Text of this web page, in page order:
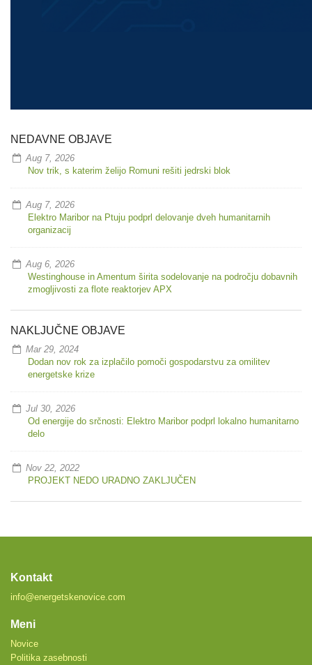
NEDAVNE OBJAVE
Aug 7, 2026
Nov trik, s katerim želijo Romuni rešiti jedrski blok
Aug 7, 2026
Elektro Maribor na Ptuju podprl delovanje dveh humanitarnih
organizacij
Aug 6, 2026
Westinghouse in Amentum širita sodelovanje na področju dobavnih
zmogljivosti za flote reaktorjev APX
NAKLJUČNE OBJAVE
Mar 29, 2024
Dodan nov rok za izplačilo pomoči gospodarstvu za omilitev
energetske krize
Jul 30, 2026
Od energije do srčnosti: Elektro Maribor podprl lokalno humanitarno
delo
Nov 22, 2022
PROJEKT NEDO URADNO ZAKLJUČEN
Kontakt
info@energetskenovice.com
Meni
Novice
Politika zasebnosti